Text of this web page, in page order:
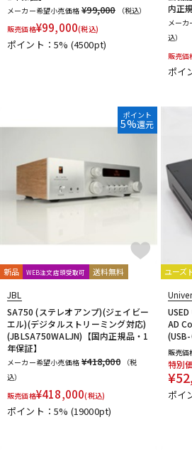
Roger Mayer
Roland Ronk Japan
RoyerLabs
RUPERT NEVE DESIGNS
Samar Audio Design
SENNHEISER
SPL
Steven Slate Audio
T-Z
TAKACHI TAMA TANNOY TASCAM
TC helicon
Tech Teenage
TRITON
ULTIMATE
Umbrella Company
United Studio
Vertigo Sound
Vocal Mist
VOVOX VOX-O-RAMA
WAGNUS.
WAVES WesAudio
Wunder Audio
Xvive YAMAHA
ZOOM
他
キョーリツ トーリハン
メーカー希望小売価格 ¥99,000
（税込）
販売価格¥99,000(税込)
ポイント：5% (4500pt)
内正
メーカ
込）
販売価
ポイ
ポイント
5%還元
新品 WEB注文店頭受取可 送料無料
JBL
SA750 (ステレオアンプ)(ジェイビー
エル)(デジタルストリーミング対応)
(JBLSA750WALJN)【国内正規品・1
年保証】
メーカー希望小売価格 ¥418,000
（税
込）
販売価格¥418,000(税込)
ポイント：5% (19000pt)
ユーズ
AD
販売価
特別
¥
ポイ